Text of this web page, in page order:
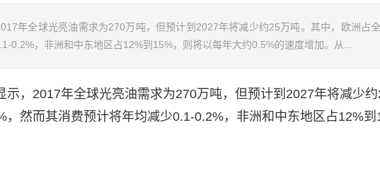
年全球光亮油需求为270万吨，但预计到2027年将减少约25万吨。其中，欧洲占
0.2%，非洲和中东地区占12%到15%，则将以每年大约0.5%的速度增加。从...
2017年全球光亮油需求为270万吨，但预计到2027年将减少约
，然而其消费预计将年均减少0.1-0.2%，非洲和中东地区占12%